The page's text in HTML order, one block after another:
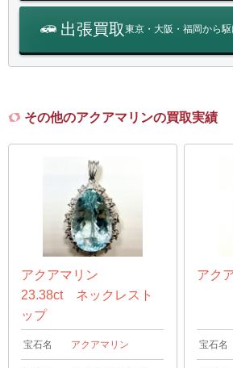
出張買取東京・大阪・福岡から駆
その他のアクアマリンの買取実績
アクアマリン
23.38ct ネックレスト
ップ
宝石名 アクアマリン
アク
宝石名